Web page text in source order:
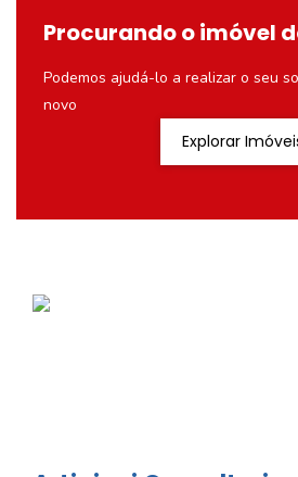
Procurando o imóvel
Podemos ajudá-lo a realizar o seu
novo
Explorar